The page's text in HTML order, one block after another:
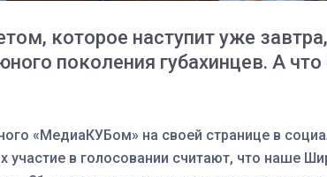
которое наступит уже
поколения губахинцев. А что
«МедиаКУБом» на своей странице в
участие в голосовании считают, что наше